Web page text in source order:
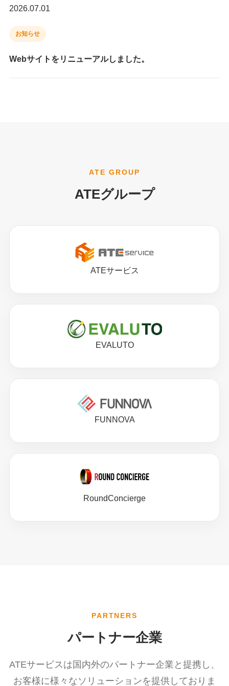
2026.07.01
お知らせ
Webサイトをリニューアルしました。
ATE GROUP
ATEグループ
ATEサービス
EVALUTO
FUNNOVA
RoundConcierge
PARTNERS
パートナー企業
ATEサービスは国内外のパートナー企業と提携し、
お客様に様々なソリューションを提供しておりま